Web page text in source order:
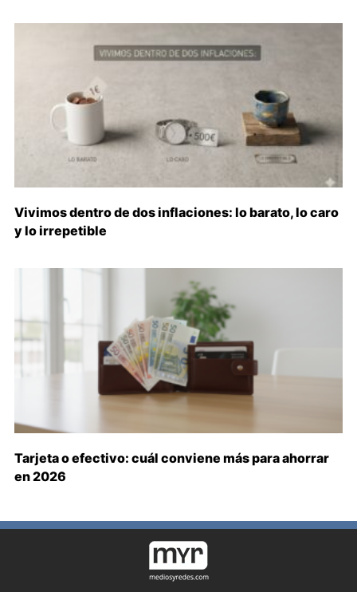
Vivimos dentro de dos inflaciones: lo barato, lo caro
y lo irrepetible
Tarjeta o efectivo: cuál conviene más para ahorrar
en 2026